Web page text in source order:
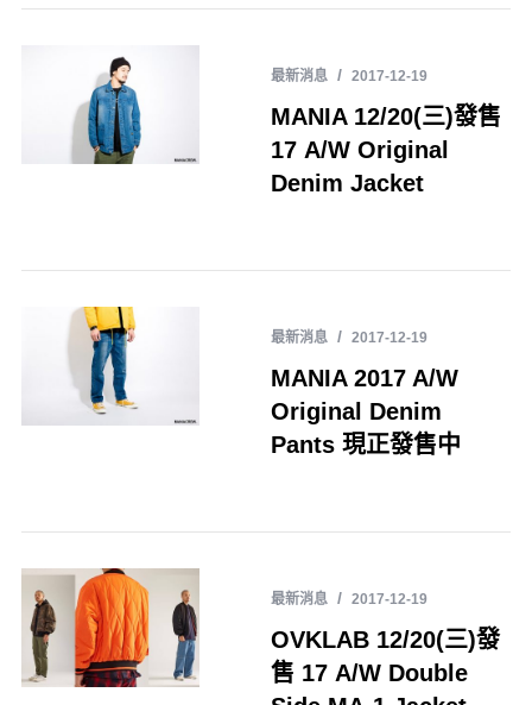
最新消息 2017-12-19
MANIA 12/20(三)發售
17 A/W Original
Denim Jacket
最新消息 2017-12-19
MANIA 2017 A/W
Original Denim
Pants 現正發售中
最新消息 2017-12-19
OVKLAB 12/20(三)發
售 17 A/W Double